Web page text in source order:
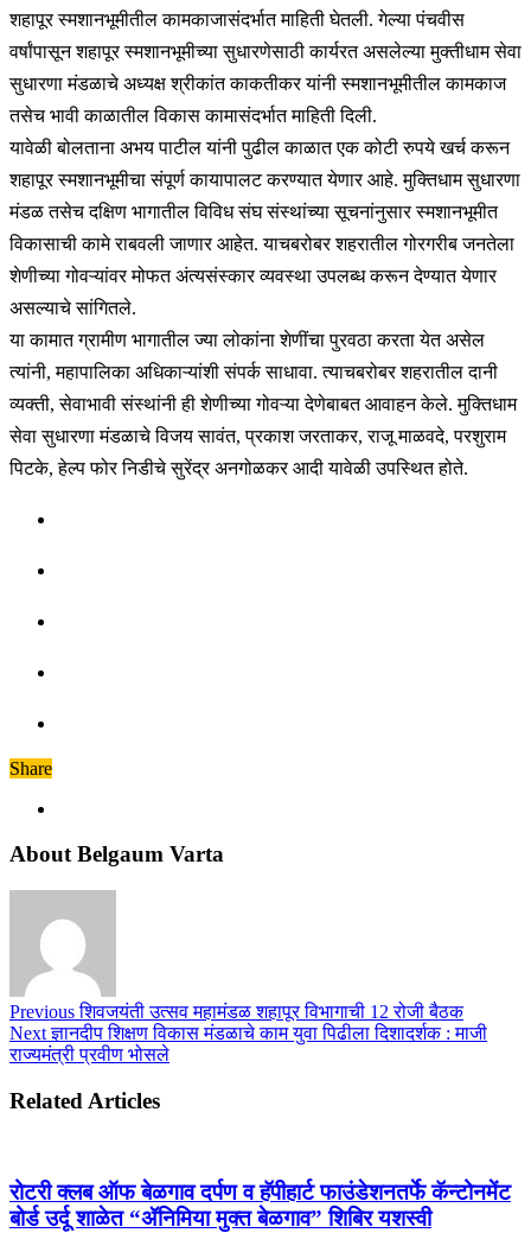
शहापूर स्मशानभूमीतील कामकाजासंदर्भात माहिती घेतली. गेल्या पंचवीस
वर्षांपासून शहापूर स्मशानभूमीच्या सुधारणेसाठी कार्यरत असलेल्या मुक्तीधाम सेवा
सुधारणा मंडळाचे अध्यक्ष श्रीकांत काकतीकर यांनी स्मशानभूमीतील कामकाज
तसेच भावी काळातील विकास कामासंदर्भात माहिती दिली.
यावेळी बोलताना अभय पाटील यांनी पुढील काळात एक कोटी रुपये खर्च करून
शहापूर स्मशानभूमीचा संपूर्ण कायापालट करण्यात येणार आहे. मुक्तिधाम सुधारणा
मंडळ तसेच दक्षिण भागातील विविध संघ संस्थांच्या सूचनांनुसार स्मशानभूमीत
विकासाची कामे राबवली जाणार आहेत. याचबरोबर शहरातील गोरगरीब जनतेला
शेणीच्या गोवऱ्यांवर मोफत अंत्यसंस्कार व्यवस्था उपलब्ध करून देण्यात येणार
असल्याचे सांगितले.
या कामात ग्रामीण भागातील ज्या लोकांना शेणींचा पुरवठा करता येत असेल
त्यांनी, महापालिका अधिकाऱ्यांशी संपर्क साधावा. त्याचबरोबर शहरातील दानी
व्यक्ती, सेवाभावी संस्थांनी ही शेणीच्या गोवऱ्या देणेबाबत आवाहन केले. मुक्तिधाम
सेवा सुधारणा मंडळाचे विजय सावंत, प्रकाश जरताकर, राजू माळवदे, परशुराम
पिटके, हेल्प फोर निडीचे सुरेंद्र अनगोळकर आदी यावेळी उपस्थित होते.
Share
About Belgaum Varta
Previousशिवजयंती उत्सव महामंडळ शहापूर विभागाची 12 रोजी बैठक
Nextज्ञानदीप शिक्षण विकास मंडळाचे काम युवा पिढीला दिशादर्शक : माजी
राज्यमंत्री प्रवीण भोसले
Related Articles
रोटरी क्लब ऑफ बेळगाव दर्पण व हॅपीहार्ट फाउंडेशनतर्फे कॅन्टोनमेंट
बोर्ड उर्दू शाळेत “ॲनिमिया मुक्त बेळगाव” शिबिर यशस्वी